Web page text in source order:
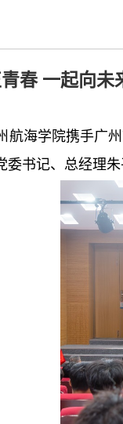
青春 一起向
航海学院携手广
书记、总经理